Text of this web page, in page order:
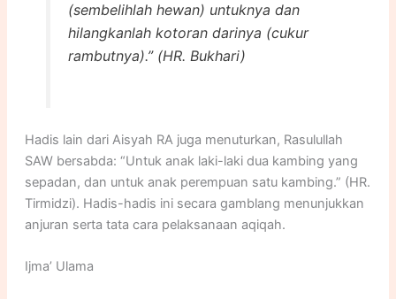
(sembelihlah hewan) untuknya dan
hilangkanlah kotoran darinya (cukur
rambutnya).” (HR. Bukhari)
Hadis lain dari Aisyah RA juga menuturkan, Rasulullah
SAW bersabda: “Untuk anak laki-laki dua kambing yang
sepadan, dan untuk anak perempuan satu kambing.” (HR.
Tirmidzi). Hadis-hadis ini secara gamblang menunjukkan
anjuran serta tata cara pelaksanaan aqiqah.
Ijma’ Ulama